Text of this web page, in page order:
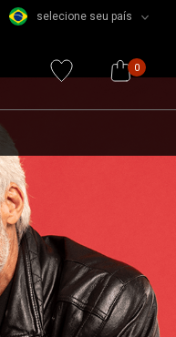
selecione seu país
0